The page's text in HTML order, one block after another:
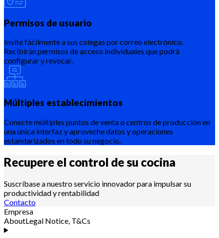
Permisos de usuario
Invite fácilmente a sus colegas por correo electrónico.
Recibirán permisos de acceso individuales que podrá
configurar y revocar.
Múltiples establecimientos
Conecte múltiples puntos de venta o centros de producción en
una única interfaz y aproveche datos y operaciones
estandarizados en todo su negocio.
Recupere el control de su cocina
Suscríbase a nuestro servicio innovador para impulsar su
productividad y rentabilidad
Contacto
Empresa
AboutLegal Notice, T&Cs